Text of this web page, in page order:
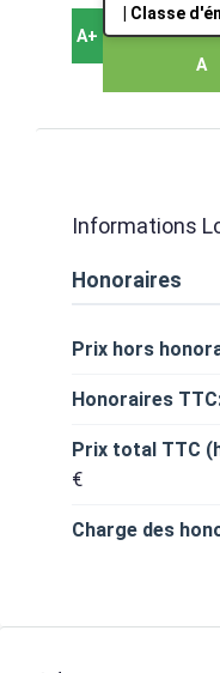
A+
| Classe
A
Informations
Honoraires
Prix hors
Honoraires
Prix total TTC
€
Charge des